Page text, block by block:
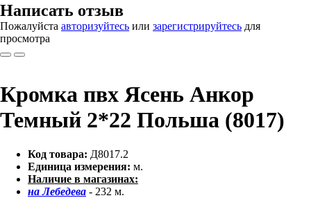
Написать отзыв
Пожалуйста авторизуйтесь или зарегистрируйтесь для
просмотра
Кромка пвх Ясень Анкор
Темный 2*22 Польша (8017)
Код товара: Д8017.2
Единица измерения: м.
Наличие в магазинах:
на Лебедева - 232 м.